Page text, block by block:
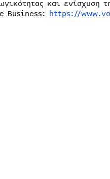
και ενίσχυση
Business: https://